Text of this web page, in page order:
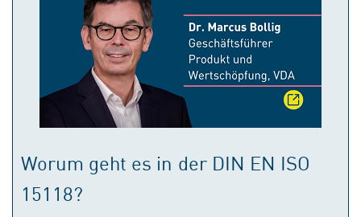
Worum geht es in der DIN EN ISO
15118?